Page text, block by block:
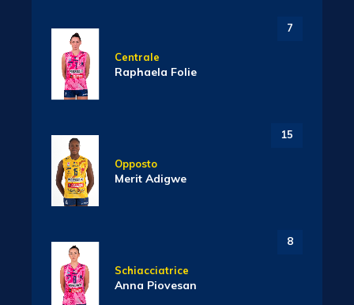
7
Centrale
Raphaela Folie
15
Opposto
Merit Adigwe
8
Schiacciatrice
Anna Piovesan